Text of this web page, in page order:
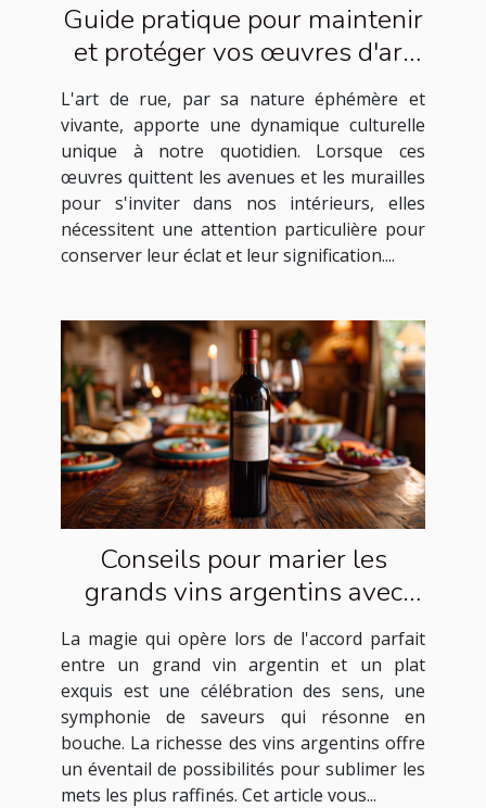
Guide pratique pour maintenir
et protéger vos œuvres d'art
de rue à la maison
L'art de rue, par sa nature éphémère et
vivante, apporte une dynamique culturelle
unique à notre quotidien. Lorsque ces
œuvres quittent les avenues et les murailles
pour s'inviter dans nos intérieurs, elles
nécessitent une attention particulière pour
conserver leur éclat et leur signification....
Conseils pour marier les
grands vins argentins avec
des plats exquis
La magie qui opère lors de l'accord parfait
entre un grand vin argentin et un plat
exquis est une célébration des sens, une
symphonie de saveurs qui résonne en
bouche. La richesse des vins argentins offre
un éventail de possibilités pour sublimer les
mets les plus raffinés. Cet article vous...